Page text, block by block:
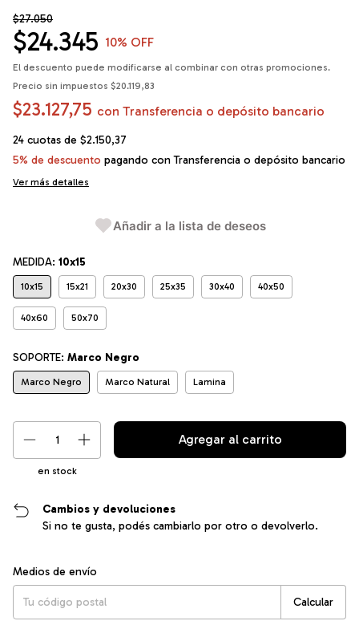
$27.050
$24.345 10% OFF
El descuento puede modificarse al combinar con otras promociones.
Precio sin impuestos $20.119,83
$23.127,75 con Transferencia o depósito bancario
24 cuotas de $2.150,37
5% de descuento pagando con Transferencia o depósito bancario
Ver más detalles
Añadir a la lista de deseos
MEDIDA: 10x15
10x15 15x21 20x30 25x35 30x40 40x50
40x60 50x70
SOPORTE: Marco Negro
Marco Negro Marco Natural Lamina
en stock
Cambios y devoluciones
Si no te gusta, podés cambiarlo por otro o devolverlo.
Entregas para el CP:
Medios de envío
Calcular